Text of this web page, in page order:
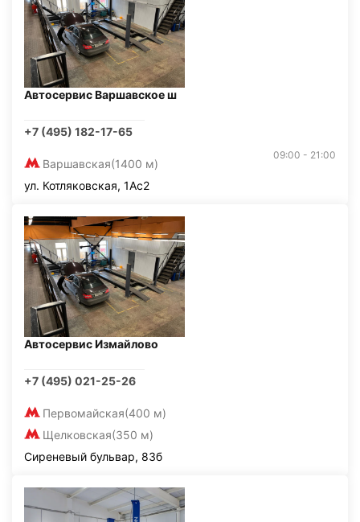
Автосервис Варшавское ш
+7 (495) 182-17-65
Варшавская(1400 м)
09:00 - 21:00
ул. Котляковская, 1Ас2
Автосервис Измайлово
+7 (495) 021-25-26
Первомайская(400 м)
Щелковская(350 м)
Сиреневый бульвар, 83б